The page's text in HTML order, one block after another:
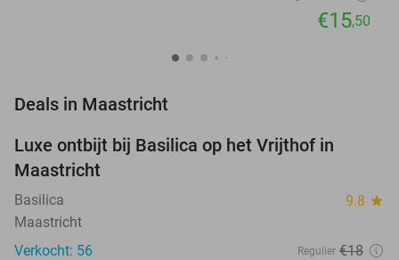
€15,50
Deals in Maastricht
Luxe ontbijt bij Basilica op het Vrijthof in
Maastricht
Basilica 9.8 star
Maastricht
Verkocht: 56
Regulier €18